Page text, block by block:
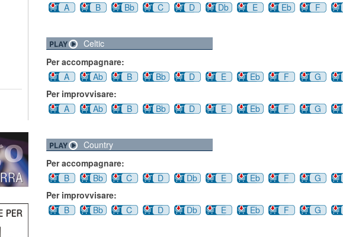
A
B Bb C D Db E Eb F
Celtic
Per accompagnare:
A
Ab B Bb D E Eb F G
Per improvvisare:
A
Ab B Bb D E Eb F G
Country
Per accompagnare:
B
Bb C D Db E Eb F G
Per improvvisare:
B
Bb C D Db E Eb F G